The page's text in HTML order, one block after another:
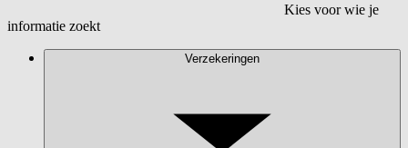
Kies voor wie je
informatie zoekt
Verzekeringen